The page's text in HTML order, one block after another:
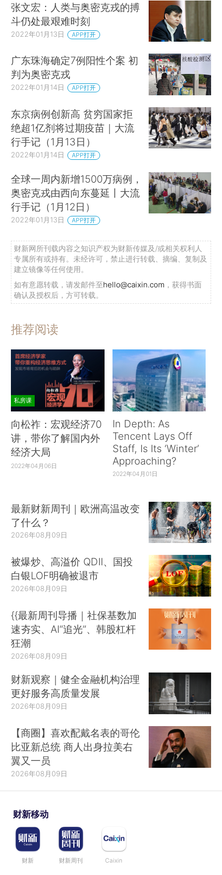
张文宏：人类与奥密克戎的搏
斗仍处最艰难时刻
2022年01月13日 APP打开
广东珠海确定7例阳性个案 初
判为奥密克戎
2022年01月14日 APP打开
东京病例创新高 贫穷国家拒
绝超1亿剂将过期疫苗｜大流
行手记（1月13日）
2022年01月14日 APP打开
全球一周内新增1500万病例，
奥密克戎由西向东蔓延丨大流
行手记（1月12日）
2022年01月13日 APP打开
财新网所刊载内容之知识产权为财新传媒及/或相关权利人
专属所有或持有。未经许可，禁止进行转载、摘编、复制及
建立镜像等任何使用。
如有意愿转载，请发邮件至hello@caixin.com ，获得书面
确认及授权后，方可转载。
推荐阅读
私房课
向松祚：宏观经济70
讲，带你了解国内外
经济大局
2022年04月06日
In Depth: As
Tencent Lays Off
Staff, Is Its ‘Winter’
Approaching?
2022年04月01日
最新财新周刊｜欧洲高温改变
了什么？
2026年08月09日
被爆炒、高溢价 QDII、国投
白银LOF明确被退市
2026年08月09日
{{最新周刊导播｜社保基数加
速夯实、AI“追光”、韩股杠杆
狂潮
2026年08月09日
财新观察｜健全金融机构治理
更好服务高质量发展
2026年08月09日
【商圈】喜欢配戴名表的哥伦
比亚新总统 商人出身拉美右
翼又一员
2026年08月09日
财新移动
财新 财新周刊 Caixin